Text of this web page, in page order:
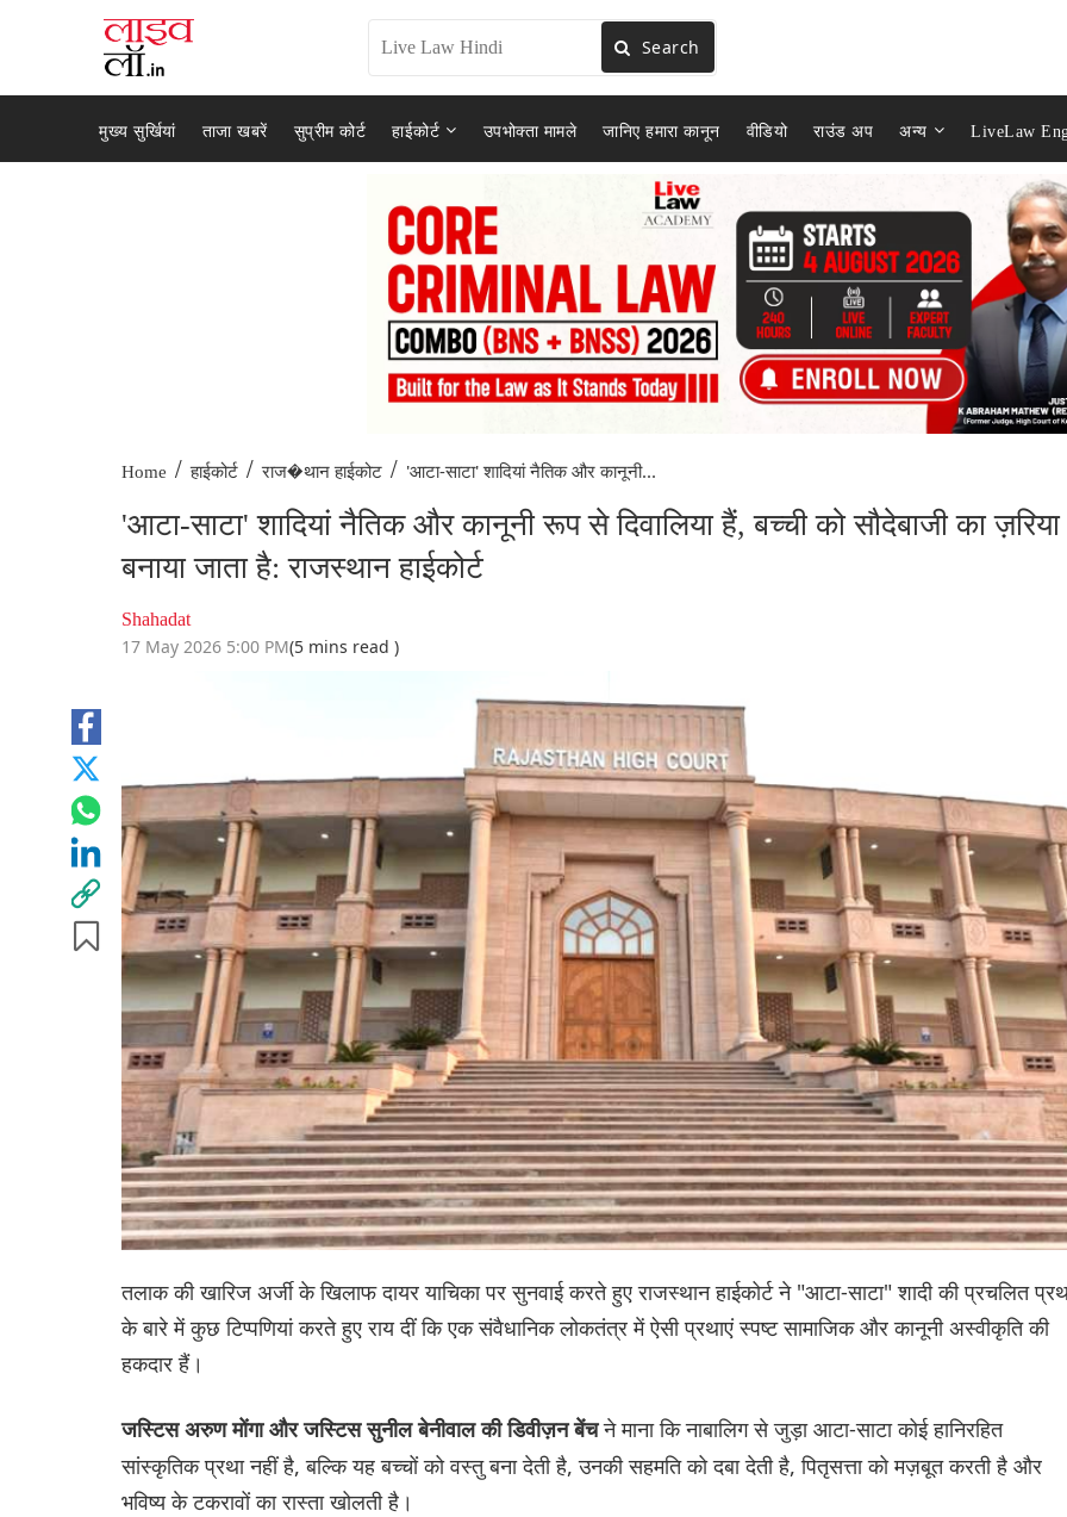
Search
मुख्य सुर्खियां ताजा खबरें सुप्रीम कोर्ट हाईकोर्ट उपभोक्ता मामले जानिए हमारा कानून वीडियो राउंड अप अन्य LiveLaw
Home / हाईकोर्ट / राज�थान हाईकोट / 'आटा-साटा' शादियां नैतिक और कानूनी...
'आटा-साटा' शादियां नैतिक और कानूनी रूप से दिवालिया हैं, बच्ची को सौदेबाजी का ज़रिया
बनाया जाता है: राजस्थान हाईकोर्ट
Shahadat
17 May 2026 5:00 PM(5 mins read )
तलाक की खारिज अर्जी के खिलाफ दायर याचिका पर सुनवाई करते हुए राजस्थान हाईकोर्ट ने "आटा-साटा" शादी की प्रचलित
के बारे में कुछ टिप्पणियां करते हुए राय दीं कि एक संवैधानिक लोकतंत्र में ऐसी प्रथाएं स्पष्ट सामाजिक और कानूनी अस्वीकृति की
हकदार हैं।
जस्टिस अरुण मोंगा और जस्टिस सुनील बेनीवाल की डिवीज़न बेंचने माना कि नाबालिग से जुड़ा आटा-साटा कोई हानिरहित
सांस्कृतिक प्रथा नहीं है, बल्कि यह बच्चों को वस्तु बना देती है, उनकी सहमति को दबा देती है, पितृसत्ता को मज़बूत करती है और
भविष्य के टकरावों का रास्ता खोलती है।